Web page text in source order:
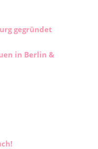
gegründet
in Berlin &